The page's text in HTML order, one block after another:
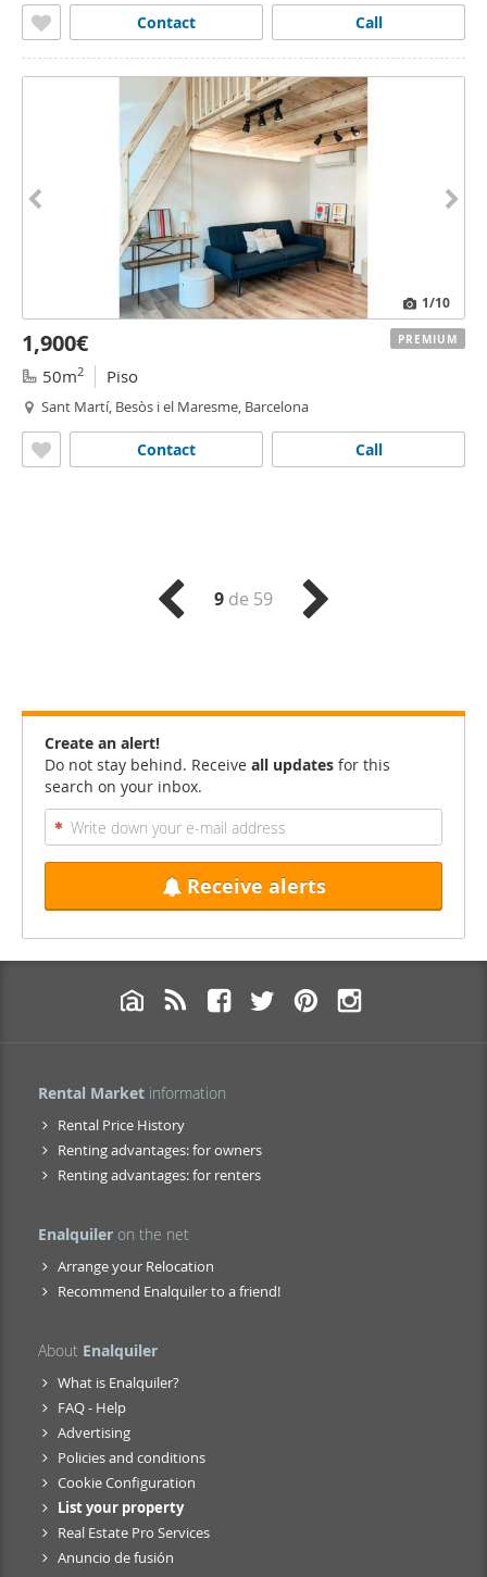
Call
Contact
1/10
1,900€
50m2 Piso
Sant Martí, Besòs i el Maresme, Barcelona
Call
Contact
PREMIUM
9 de 59
Create an alert!
Do not stay behind. Receive all updates for this
search on your inbox.
Receive alerts
Rental Market information
Rental Price History
Renting advantages: for owners
Renting advantages: for renters
Enalquiler on the net
Arrange your Relocation
Recommend Enalquiler to a friend!
About Enalquiler
What is Enalquiler?
FAQ - Help
Advertising
Policies and conditions
Cookie Configuration
List your property
Real Estate Pro Services
Anuncio de fusión